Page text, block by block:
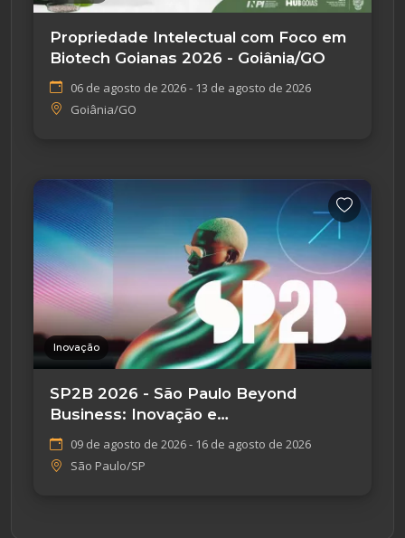
Propriedade Intelectual com Foco em
Biotech Goianas 2026 - Goiânia/GO
06 de agosto de 2026 - 13 de agosto de 2026
Goiânia/GO
Inovação
SP2B 2026 - São Paulo Beyond
Business: Inovação e
Empreendedorismo
09 de agosto de 2026 - 16 de agosto de 2026
São Paulo/SP